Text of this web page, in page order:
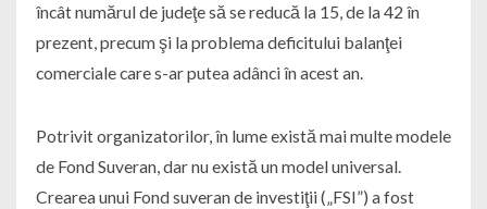
încât numărul de judeţe să se reducă la 15, de la 42 în
prezent, precum şi la problema deficitului balanţei
comerciale care s-ar putea adânci în acest an.
Potrivit organizatorilor, în lume există mai multe modele
de Fond Suveran, dar nu există un model universal.
Crearea unui Fond suveran de investiţii („FSI”) a fost